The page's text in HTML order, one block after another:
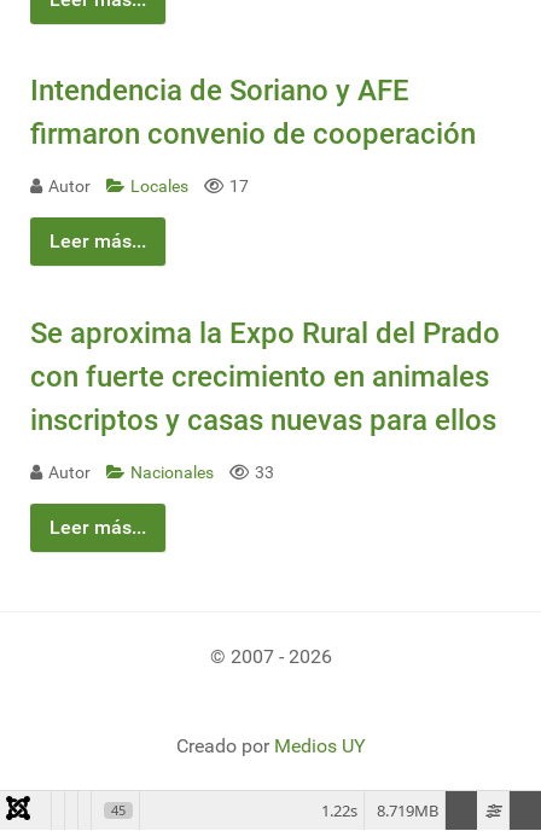
Intendencia de Soriano y AFE
firmaron convenio de cooperación
Autor Locales 17
Leer más...
Se aproxima la Expo Rural del Prado
con fuerte crecimiento en animales
inscriptos y casas nuevas para ellos
Autor Nacionales 33
Leer más...
© 2007 - 2026
Creado por Medios UY
45 8.719MB
1.22s